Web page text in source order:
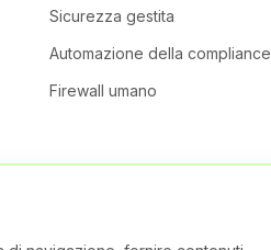
Sicurezza gestita
Automazione della compliance
Firewall umano